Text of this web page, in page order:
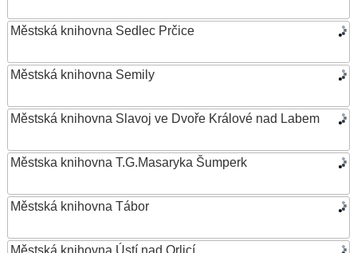
Městská knihovna Sedlec Prčice
Městská knihovna Semily
Městská knihovna Slavoj ve Dvoře Králové nad Labem
Městska knihovna T.G.Masaryka Šumperk
Městská knihovna Tábor
Městská knihovna Ústí nad Orlicí